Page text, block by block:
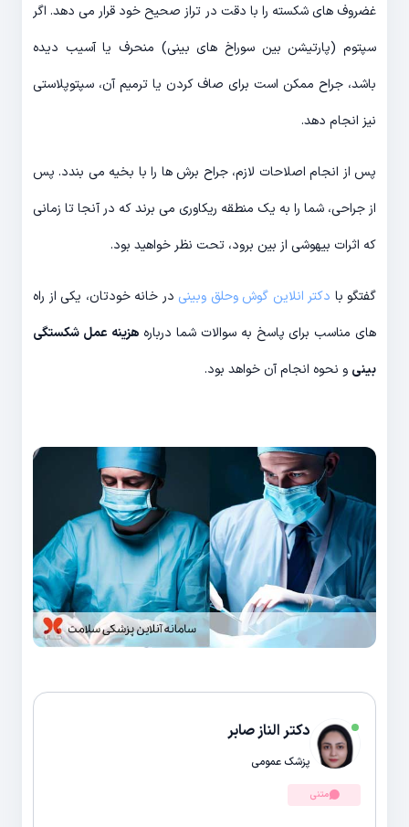
غضروف های شکسته را با دقت در تراز صحیح خود قرار می دهد. اگر
سپتوم (پارتیشن بین سوراخ های بینی) منحرف یا آسیب دیده
باشد، جراح ممکن است برای صاف کردن یا ترمیم آن، سپتوپلاستی
نیز انجام دهد.
پس از انجام اصلاحات لازم، جراح برش ها را با بخیه می بندد. پس
از جراحی، شما را به یک منطقه ریکاوری می برند که در آنجا تا زمانی
که اثرات بیهوشی از بین برود، تحت نظر خواهید بود.
گفتگو با دکتر انلاین گوش وحلق وبینی در خانه خودتان، یکی از راه
های مناسب برای پاسخ به سوالات شما درباره هزینه عمل شکستگی
بینی و نحوه انجام آن خواهد بود.
دکتر الناز صابر
پزشک عمومی
متنی